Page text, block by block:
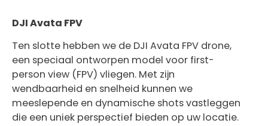
DJI Avata FPV
Ten slotte hebben we de DJI Avata FPV drone,
een speciaal ontworpen model voor first-
person view (FPV) vliegen. Met zijn
wendbaarheid en snelheid kunnen we
meeslepende en dynamische shots vastleggen
die een uniek perspectief bieden op uw locatie.